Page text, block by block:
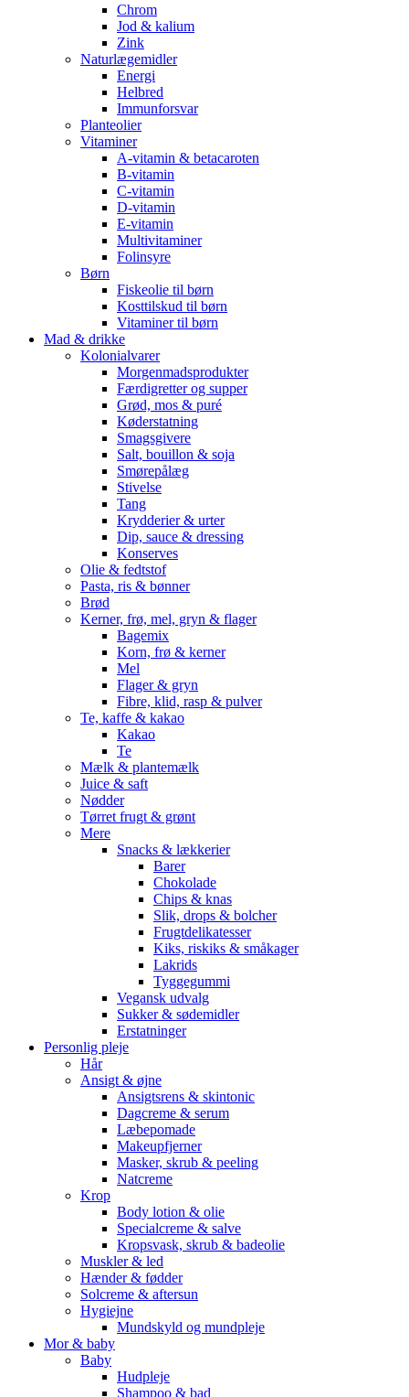
Chrom
Jod & kalium
Zink
Naturlægemidler
Energi
Helbred
Immunforsvar
Planteolier
Vitaminer
A-vitamin & betacaroten
B-vitamin
C-vitamin
D-vitamin
E-vitamin
Multivitaminer
Folinsyre
Børn
Fiskeolie til børn
Kosttilskud til børn
Vitaminer til børn
Mad & drikke
Kolonialvarer
Morgenmadsprodukter
Færdigretter og supper
Grød, mos & puré
Køderstatning
Smagsgivere
Salt, bouillon & soja
Smørepålæg
Stivelse
Tang
Krydderier & urter
Dip, sauce & dressing
Konserves
Olie & fedtstof
Pasta, ris & bønner
Brød
Kerner, frø, mel, gryn & flager
Bagemix
Korn, frø & kerner
Mel
Flager & gryn
Fibre, klid, rasp & pulver
Te, kaffe & kakao
Kakao
Te
Mælk & plantemælk
Juice & saft
Nødder
Tørret frugt & grønt
Mere
Snacks & lækkerier
Barer
Chokolade
Chips & knas
Slik, drops & bolcher
Frugtdelikatesser
Kiks, riskiks & småkager
Lakrids
Tyggegummi
Vegansk udvalg
Sukker & sødemidler
Erstatninger
Personlig pleje
Hår
Ansigt & øjne
Ansigtsrens & skintonic
Dagcreme & serum
Læbepomade
Makeupfjerner
Masker, skrub & peeling
Natcreme
Krop
Body lotion & olie
Specialcreme & salve
Kropsvask, skrub & badeolie
Muskler & led
Hænder & fødder
Solcreme & aftersun
Hygiejne
Mundskyld og mundpleje
Mor & baby
Baby
Hudpleje
Shampoo & bad